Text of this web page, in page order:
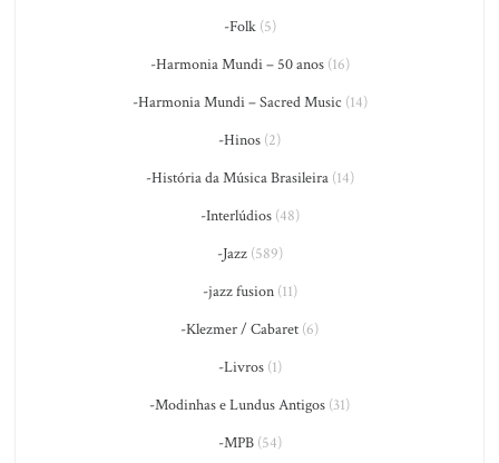
-Folk(5)
-Harmonia Mundi – 50 anos(16)
-Harmonia Mundi – Sacred Music (14)
-Hinos (2)
-História da Música Brasileira(14)
-Interlúdios(48)
-Jazz(589)
-jazz fusion(11)
-Klezmer / Cabaret (6)
-Livros(1)
-Modinhas e Lundus Antigos (31)
-MPB(54)